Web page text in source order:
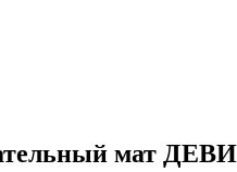
мат